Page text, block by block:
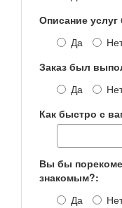
Описание
Да
Заказ был
Да
Как быстро с
Вы бы
знакомым?:
Да